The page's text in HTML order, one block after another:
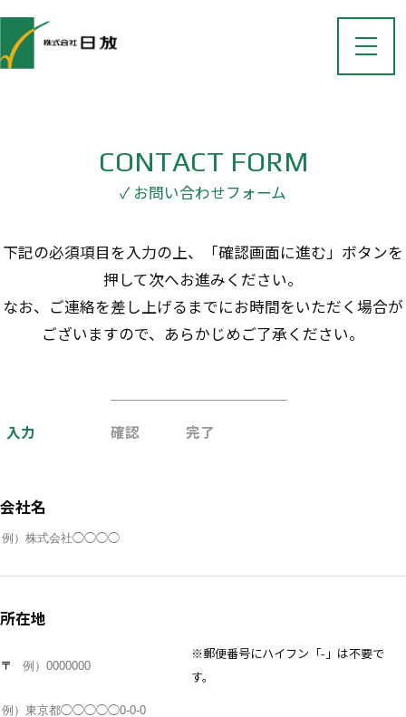
CONTACT FORM
✓ お問い合わせフォーム
下記の必須項目を入力の上、「確認画面に進む」ボタンを
押して次へお進みください。
なお、ご連絡を差し上げるまでにお時間をいただく場合が
ございますので、あらかじめご了承ください。
会社名
所在地
〒
※郵便番号にハイフン「-」は不要で
す。